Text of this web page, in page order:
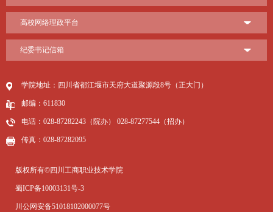
高校网络理政平台
纪委书记信箱
学院地址：四川省都江堰市天府大道聚源段8号（正大门）
邮编：611830
电话：028-87282243（院办） 028-87277544（招办）
传真：028-87282095
版权所有©四川工商职业技术学院
蜀ICP备10003131号-3
川公网安备51018102000077号